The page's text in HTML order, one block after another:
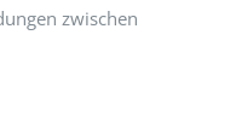
zwischen